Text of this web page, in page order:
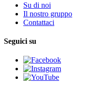
Su di noi
Il nostro gruppo
Contattaci
Seguici su